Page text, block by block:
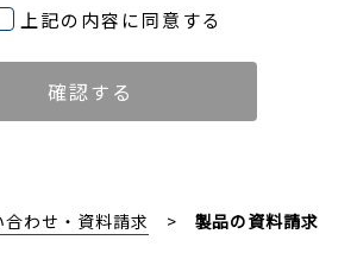
上記の内容に同意する
合わせ・資料請求 製品の資料請求